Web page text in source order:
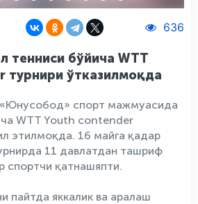
636
тенниси бўйича WTT
турнири ўтказилмоқда
спорт мажмуасида
WTT Youth contender
этилмоқда. 16 майга қадар
11 давлатдан ташриф
спортчи қатнашяпти.
пайтда яккалик ва аралаш